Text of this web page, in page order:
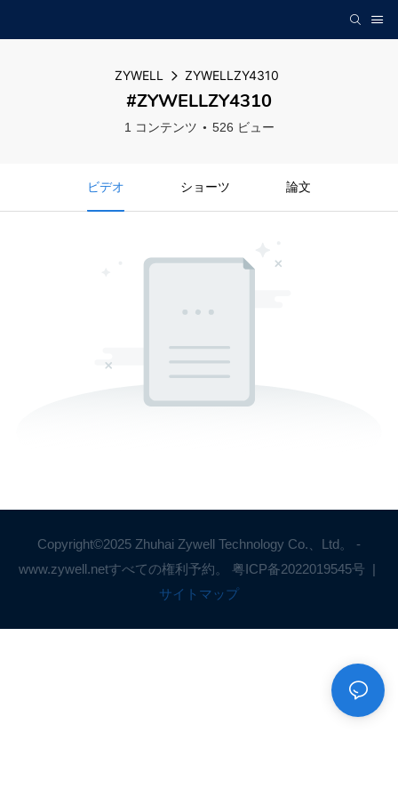
ZYWELL ZYWELLZY4310
#ZYWELLZY4310
1 コンテンツ 526 ビュー
ビデオ ショーツ 論文
Copyright©2025 Zhuhai Zywell Technology Co.、Ltd。 -
www.zywell.netすべての権利予約。 粤ICP备2022019545号 |
サイトマップ